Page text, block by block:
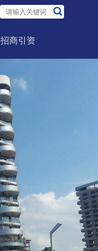
招商引资